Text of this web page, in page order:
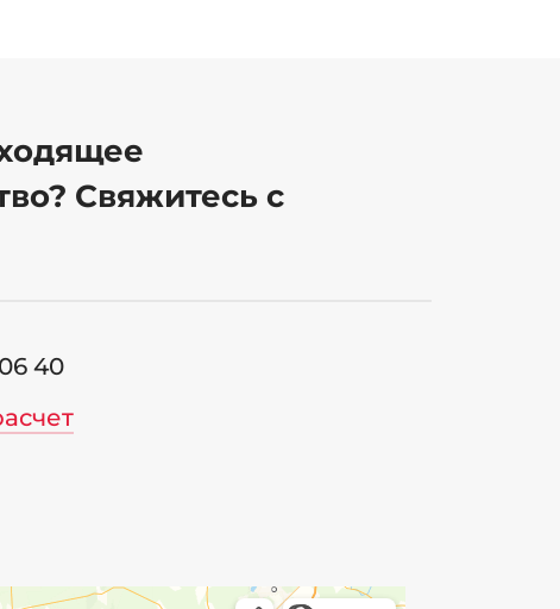
Свяжитесь с
40